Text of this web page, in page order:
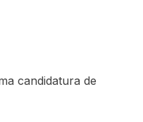
candidatura de